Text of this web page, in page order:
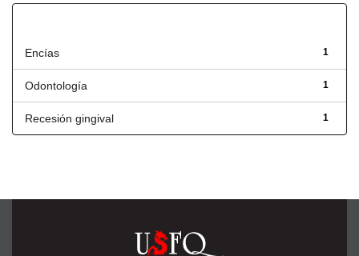
1
Encías
1
Odontología
1
Recesión gingival